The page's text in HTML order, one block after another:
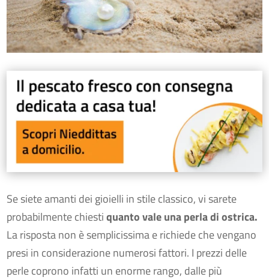
Se siete amanti dei gioielli in stile classico, vi sarete
probabilmente chiestiquanto vale una perla di ostrica.
La risposta non è semplicissima e richiede che vengano
presi in considerazione numerosi fattori. I prezzi delle
perle coprono infatti un enorme rango, dalle più